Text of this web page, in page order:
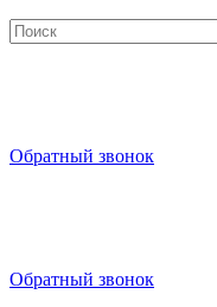
Обратный звонок
Обратный звонок